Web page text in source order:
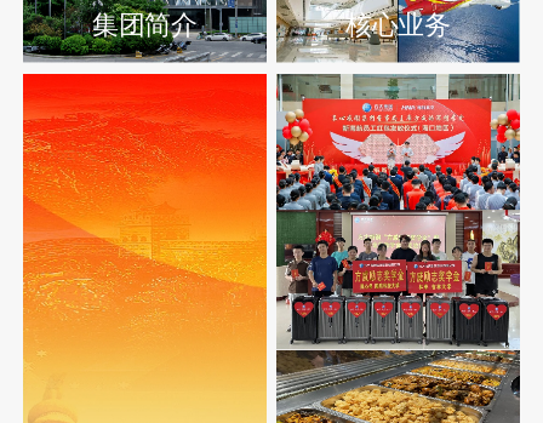
集团简介 核心业务